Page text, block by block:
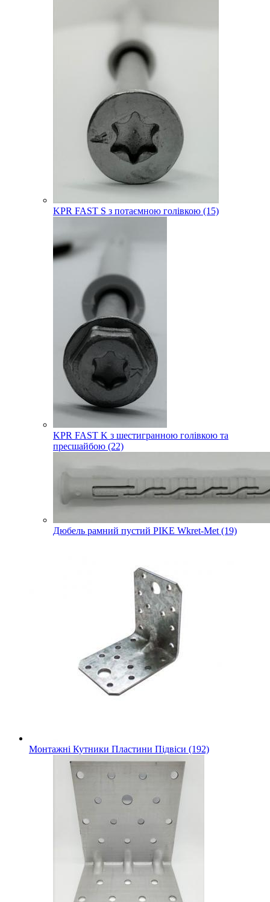
KPR FAST S з потаємною голівкою (15)
KPR FAST K з шестигранною голівкою та
пресшайбою (22)
Дюбель рамний пустий PIKE Wkret-Met (19)
Монтажні Кутники Пластини Підвіси (192)